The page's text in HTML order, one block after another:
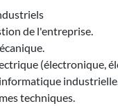
de l'entreprise.
(électronique,
techniques.